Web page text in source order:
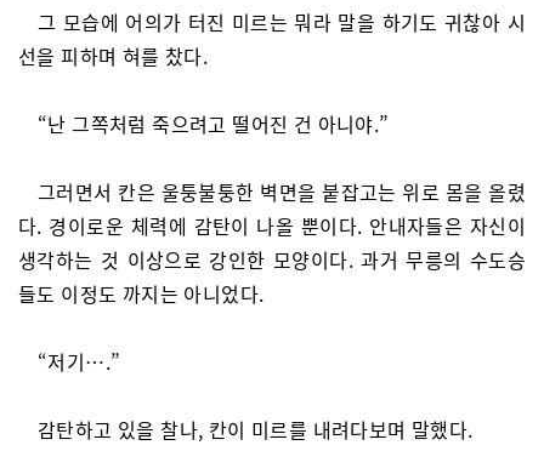
그 모습에 어의가 터진 미르는 뭐라 말을 하기도 귀찮아 시
선을 피하며 혀를 찼다.
“난 그쪽처럼 죽으려고 떨어진 건 아니야.”
그러면서 칸은 울퉁불퉁한 벽면을 붙잡고는 위로 몸을 올렸
다. 경이로운 체력에 감탄이 나올 뿐이다. 안내자들은 자신이
생각하는 것 이상으로 강인한 모양이다. 과거 무릉의 수도승
들도 이정도 까지는 아니었다.
“저기….”
감탄하고 있을 찰나, 칸이 미르를 내려다보며 말했다.